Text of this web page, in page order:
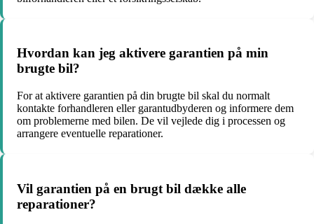
Hvordan kan jeg aktivere garantien på min
brugte bil?
For at aktivere garantien på din brugte bil skal du normalt
kontakte forhandleren eller garantudbyderen og informere dem
om problemerne med bilen. De vil vejlede dig i processen og
arrangere eventuelle reparationer.
Vil garantien på en brugt bil dække alle
reparationer?